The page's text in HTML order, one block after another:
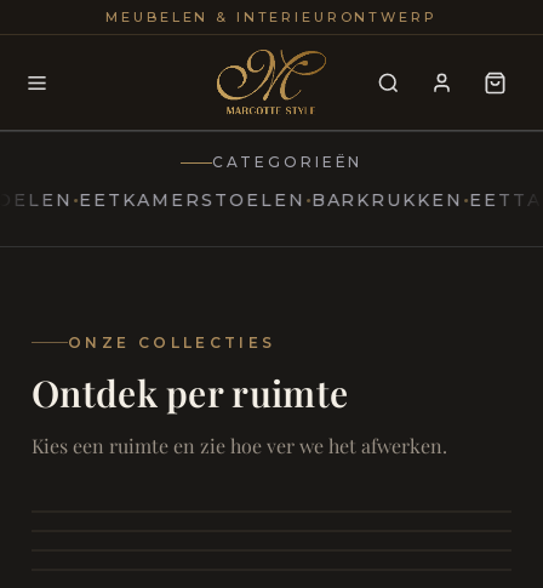
MEUBELEN & INTERIEURONTWERP
Modern
Marcottestyle Living
25+
CATEGORIEËN
EETKAMERSTOELEN BARKRUKKEN EETTAFELS
ONZE COLLECTIES
Ontdek per ruimte
Kies een ruimte en zie hoe ver we het afwerken.
SAMEN ONTSPANNEN
Woonkamer
Eetkamer
RUST EN RETRAITE